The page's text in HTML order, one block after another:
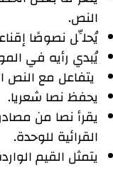
النص.
يُحلِّل نصوصًا
يُبدي رأيه في
يتفاعل مع
يحفظ نصا شعريا.
يقرأ نصا من
القرائية للوحدة.
يتمثل القيم